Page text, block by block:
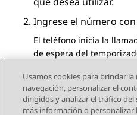
Ingrese el número
El teléfono inicia la
de espera del
Usamos cookies para brindar
navegación, personalizar el
dirigidos y analizar el tráfico
más información o